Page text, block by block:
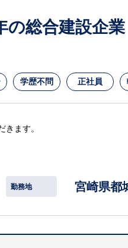
の総合建設企業
学歴不問 正社員
きます。
テム、技術承継プログラム）
勤務地 宮崎県都